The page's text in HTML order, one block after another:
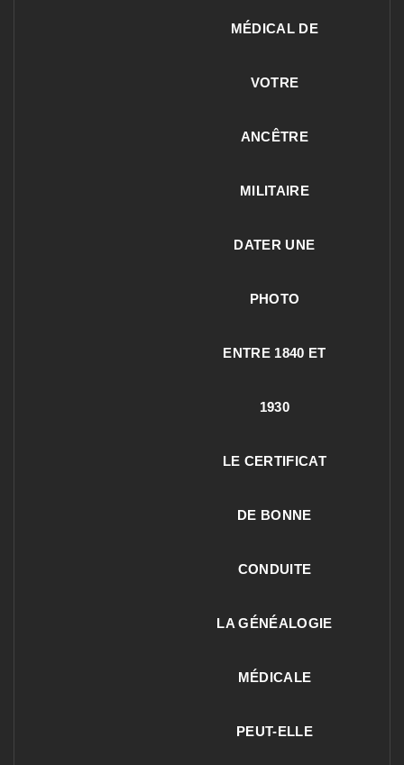
MÉDICAL DE
VOTRE
ANCÊTRE
MILITAIRE
DATER UNE
PHOTO
ENTRE 1840 ET
1930
LE CERTIFICAT
DE BONNE
CONDUITE
LA GÉNÉALOGIE
MÉDICALE
PEUT-ELLE